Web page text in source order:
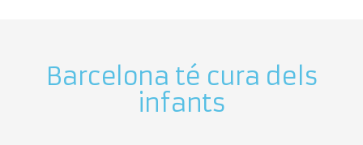
Barcelona té cura dels
infants